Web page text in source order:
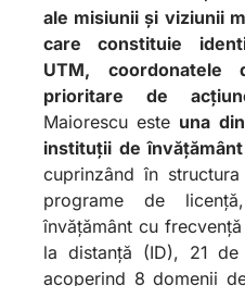
ale misiunii și viziunii
care constituie
UTM,
prioritare de
Maiorescu este una
instituții de
cuprinzând în
programe de
învățământ cu
la distanță (ID), 21
acoperind 8 domenii